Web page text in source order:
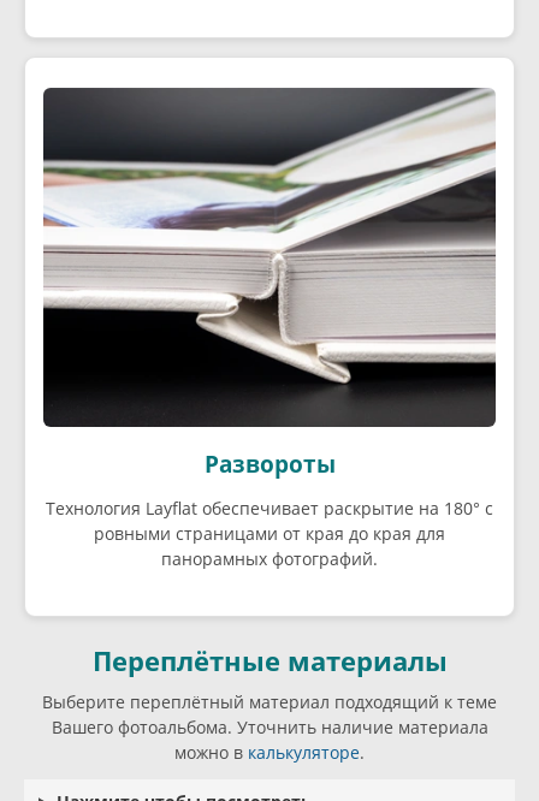
Развороты
Технология Layflat обеспечивает раскрытие на 180° с
ровными страницами от края до края для
панорамных фотографий.
Переплётные материалы
Выберите переплётный материал подходящий к теме
Вашего фотоальбома. Уточнить наличие материала
можно в калькуляторе.